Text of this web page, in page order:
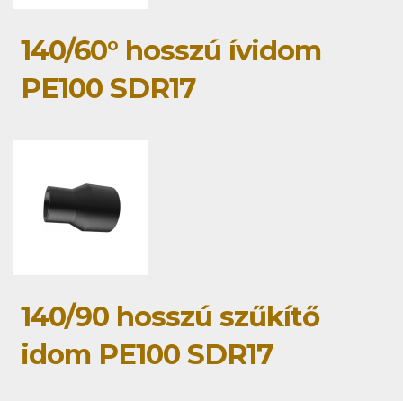
140/60° hosszú ívidom
PE100 SDR17
140/90 hosszú szűkítő
idom PE100 SDR17